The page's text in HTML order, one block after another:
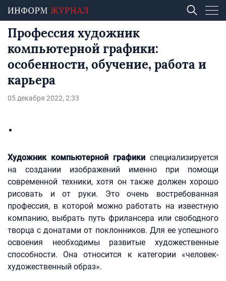
Профессия художник
компьютерной графики:
особенности, обучение, работа и
карьера
05 декабря 2022, 2:33
Художник компьютерной графики специализируется
на создании изображений именно при помощи
современной техники, хотя он также должен хорошо
рисовать и от руки. Это очень востребованная
профессия, в которой можно работать на известную
компанию, выбрать путь фрилансера или свободного
творца с донатами от поклонников. Для ее успешного
освоения необходимы развитые художественные
способности. Она относится к категории «человек-
художественный образ».